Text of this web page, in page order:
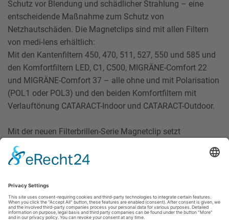
Schutz vor Blendung und schädlicher Strahlung – eine
entscheidende Maßnahme zum Schutz von
Netzhautschäden. Die Magnetclips sind mit allen Filtern
von medi-lens erhältlich:
Mit den Kantenfiltern 450, 470, 511, 527, 550 und 585 und
den Komfortfiltern LED, C1, C500, MIGRÄNE-Comfort 22
und MIGRÄNE-Comfort 37 – alle ohne und mit Polarisation
(POL1 oder POL3) und den beiden Komfortfiltern mit
Verlauftönung CATARACT-Indoor und CATARACT-Outdoor.
Mit der neuen Filterbrillen-Serie Magnetclip setzt
SCHWEIZER seine Entwicklungen in Sachen Sehkomfort
und Augenschutz erfolgreich fort – für beste Sicht in jeder